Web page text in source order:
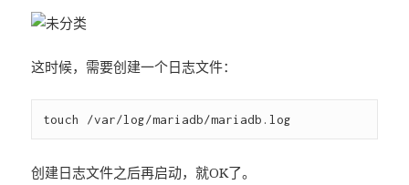
这时候，需要创建一个日志文件：
创建日志文件之后再启动，就OK了。